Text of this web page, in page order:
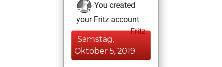
You created
your Fritz account
Fritz
Samstag,
Oktober 5, 2019